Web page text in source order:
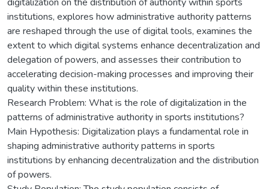
institutions, explores how administrative authority patterns
are reshaped through the use of digital tools, examines the
extent to which digital systems enhance decentralization and
delegation of powers, and assesses their contribution to
accelerating decision-making processes and improving their
quality within these institutions.
Research Problem: What is the role of digitalization in the
patterns of administrative authority in sports institutions?
Main Hypothesis: Digitalization plays a fundamental role in
shaping administrative authority patterns in sports
institutions by enhancing decentralization and the distribution
of powers.